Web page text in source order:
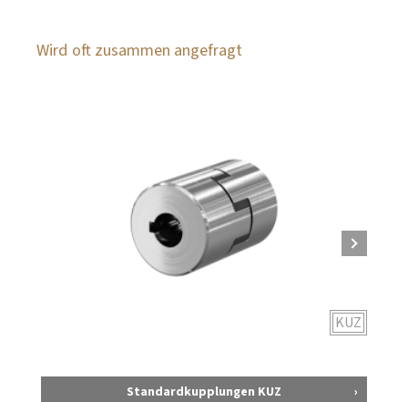
Wird oft zusammen angefragt
KUZ
Standardkupplungen KUZ